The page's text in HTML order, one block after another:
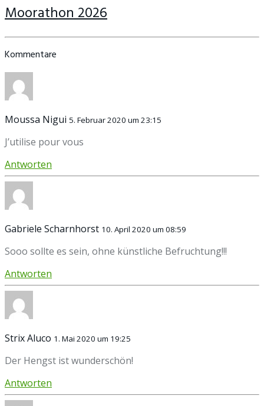
Moorathon 2026
Kommentare
Moussa Nigui 5. Februar 2020 um 23:15
J’utilise pour vous
Antworten
Gabriele Scharnhorst 10. April 2020 um 08:59
Sooo sollte es sein, ohne künstliche Befruchtung!!!
Antworten
Strix Aluco 1. Mai 2020 um 19:25
Der Hengst ist wunderschön!
Antworten